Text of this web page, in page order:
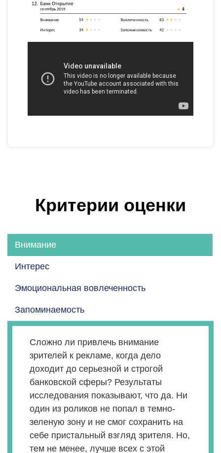
Критерии оценки
Внимание
Интерес
Эмоциональная вовлеченность
Запоминаемость
Сложно ли привлечь внимание
зрителей к рекламе, когда дело
доходит до серьезной и строгой
банковской сферы? Результаты
исследования показывают, что да. Ни
один из роликов не попал в темно-
зеленую зону и не смог сохранить на
себе пристальный взгляд зрителя. Но,
тем не менее, лучше всех с этой